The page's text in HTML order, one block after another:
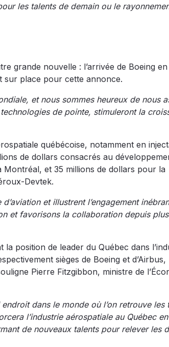
les talents de demain ou le
grande nouvelle : l’arrivée de Boeing
sur place pour cette annonce.
et nous sommes heureux de nous
de pointe, stimuleront la
québécoise, notamment en
de dollars consacrés au
et 35 millions de dollars pour la
Devtek.
et illustrent l’engagement
et favorisons la collaboration depuis plus
position de leader du Québec dans
sièges de Boeing et d’Airbus,
Pierre Fitzgibbon, ministre de
dans le monde où l’on retrouve les
l’industrie aérospatiale au Québec en
de nouveaux talents pour relever les